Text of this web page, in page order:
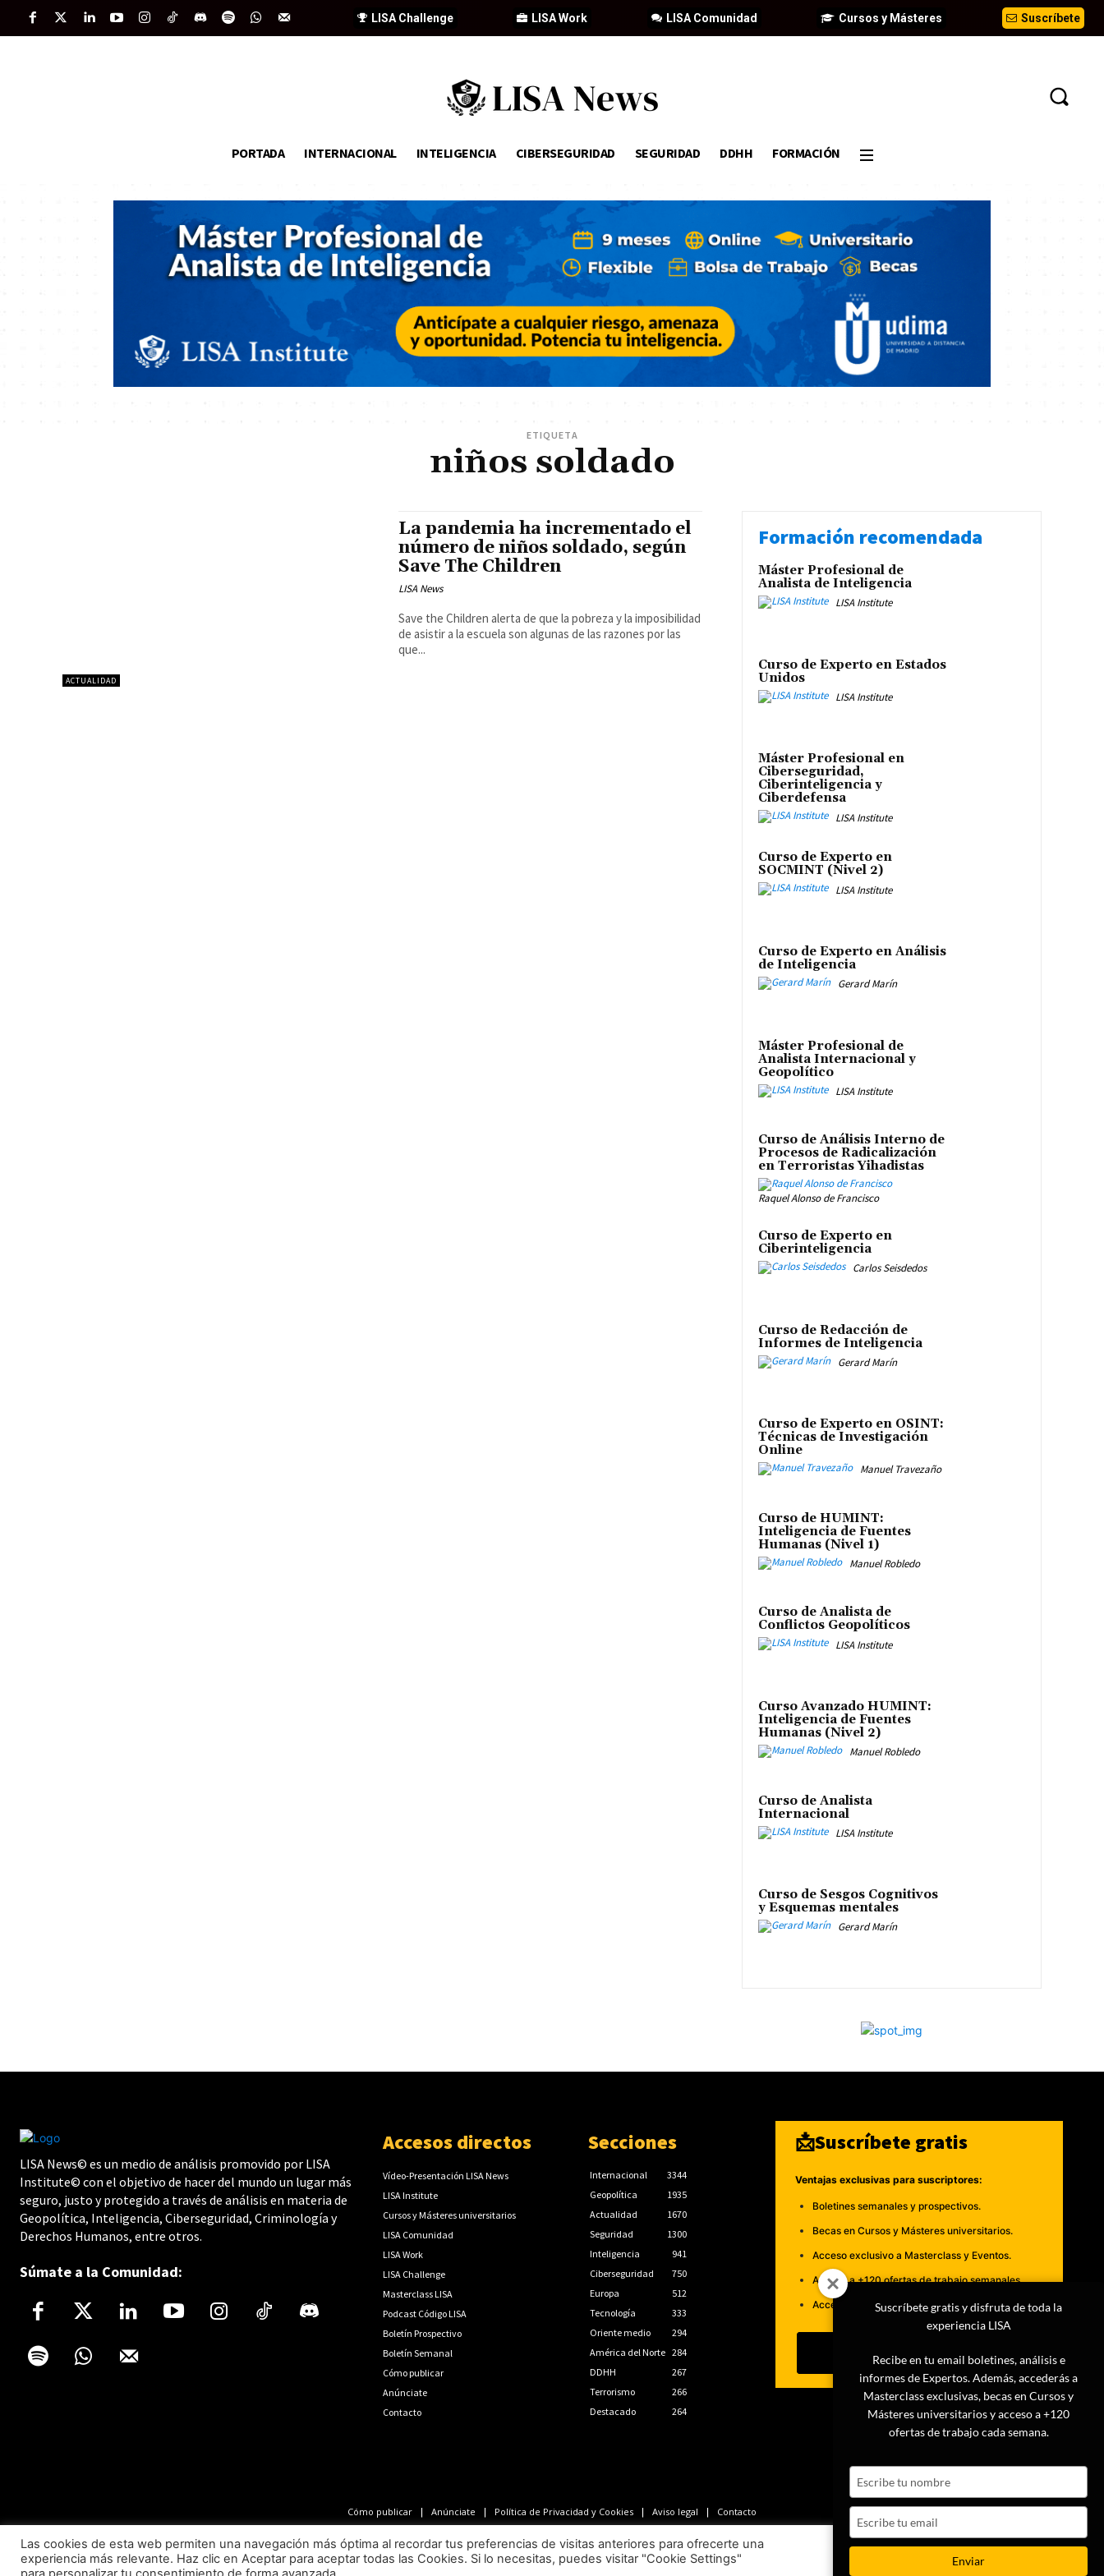
Suscríbete
Cursos y Másteres
LISA Comunidad
LISA Work
LISA Challenge
PORTADA INTERNACIONAL INTELIGENCIA CIBERSEGURIDAD SEGURIDAD DDHH FORMACIÓN
ETIQUETA
niños soldado
ACTUALIDAD
La pandemia ha incrementado el
número de niños soldado, según
Save The Children
LISA News
Save the Children alerta de que la pobreza y la imposibilidad
de asistir a la escuela son algunas de las razones por las
que...
Formación recomendada
Máster Profesional de
Analista de Inteligencia
LISA Institute
Curso de Experto en Estados
Unidos
LISA Institute
Máster Profesional en
Ciberseguridad,
Ciberinteligencia y
Ciberdefensa
LISA Institute
Curso de Experto en
SOCMINT (Nivel 2)
LISA Institute
Curso de Experto en Análisis
de Inteligencia
Gerard Marín
Máster Profesional de
Analista Internacional y
Geopolítico
LISA Institute
Curso de Análisis Interno de
Procesos de Radicalización
en Terroristas Yihadistas
Raquel Alonso de Francisco
Curso de Experto en
Ciberinteligencia
Carlos Seisdedos
Curso de Redacción de
Informes de Inteligencia
Gerard Marín
Curso de Experto en OSINT:
Técnicas de Investigación
Online
Manuel Travezaño
Curso de HUMINT:
Inteligencia de Fuentes
Humanas (Nivel 1)
Manuel Robledo
Curso de Analista de
Conflictos Geopolíticos
LISA Institute
Curso Avanzado HUMINT:
Inteligencia de Fuentes
Humanas (Nivel 2)
Manuel Robledo
Curso de Analista
Internacional
LISA Institute
Curso de Sesgos Cognitivos
y Esquemas mentales
Gerard Marín
LISA News© es un medio de análisis promovido por LISA
Institute© con el objetivo de hacer del mundo un lugar más
seguro, justo y protegido a través de análisis en materia de
Geopolítica, Inteligencia, Ciberseguridad, Criminología y
Derechos Humanos, entre otros.
Súmate a la Comunidad:
Accesos directos
Vídeo-Presentación LISA News
LISA Institute
Cursos y Másteres universitarios
LISA Comunidad
LISA Work
LISA Challenge
Masterclass LISA
Podcast Código LISA
Boletín Prospectivo
Boletín Semanal
Cómo publicar
Anúnciate
Contacto
Secciones
Internacional
3344
Geopolítica
1935
Actualidad
1670
Seguridad
1300
Inteligencia
941
Ciberseguridad
750
Europa
512
Tecnología
333
Oriente medio
294
América del Norte 284
DDHH
267
Terrorismo
266
Destacado
264
📩Suscríbete gratis
Ventajas exclusivas para suscriptores:
Boletines semanales y prospectivos.
Becas en Cursos y Másteres universitarios.
Acceso exclusivo a Masterclass y Eventos.
Acceso a +120 ofertas de trabajo semanales.
Acceso a LISA Comunidad y LISA Challenge.
Suscribirme
Cómo publicar Anúnciate Política de Privacidad y Cookies Aviso legal Contacto
LISA News©. Creative Commons BY-NC-ND.
Suscríbete gratis y disfruta de toda la
experiencia LISA
Recibe en tu email boletines, análisis e
informes de Expertos. Además, accederás a
Masterclass exclusivas, becas en Cursos y
Másteres universitarios y acceso a +120
ofertas de trabajo cada semana.
name
email
Enviar
Las cookies de esta web permiten una navegación más óptima al recordar tus preferencias de visitas anteriores para ofrecerte una
experiencia más relevante. Haz clic en Aceptar para aceptar todas las Cookies. Si lo necesitas, puedes visitar "Cookie Settings"
Ajustes